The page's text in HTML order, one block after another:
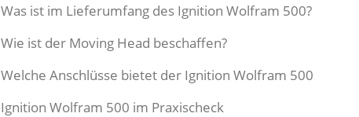
Was ist im Lieferumfang des Ignition Wolfram 500?
Wie ist der Moving Head beschaffen?
Welche Anschlüsse bietet der Ignition Wolfram 500
Ignition Wolfram 500 im Praxischeck